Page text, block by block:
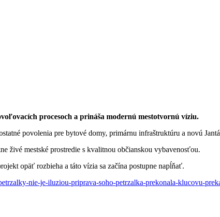
procesoch a prináša modernú mestotvornú víziu.
povolenia pre bytové domy, primárnu infraštruktúru a novú
živé mestské prostredie s kvalitnou občianskou vybavenosťou.
opäť rozbieha a táto vízia sa začína postupne napĺňať.
nie-je-iluziou-priprava-soho-petrzalka-prekonala-klucovu-